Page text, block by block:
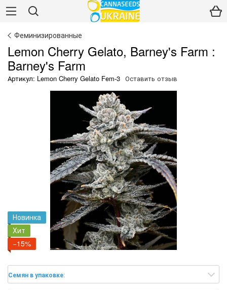
Феминизированные
Lemon Cherry Gelato, Barney's Farm :
Barney's Farm
Артикул: Lemon Cherry Gelato Fem-3 Оставить отзыв
Новинка
Хит
−15%
Семян в упаковке: